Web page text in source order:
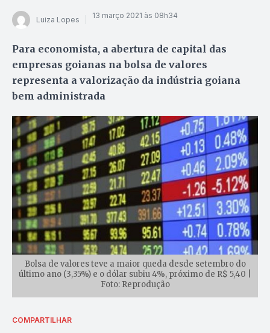
Luiza Lopes 13 março 2021 às 08h34
Para economista, a abertura de capital das
empresas goianas na bolsa de valores
representa a valorização da indústria goiana
bem administrada
Bolsa de valores teve a maior queda desde setembro do
último ano (3,35%) e o dólar subiu 4%, próximo de R$ 5,40 |
Foto: Reprodução
COMPARTILHAR